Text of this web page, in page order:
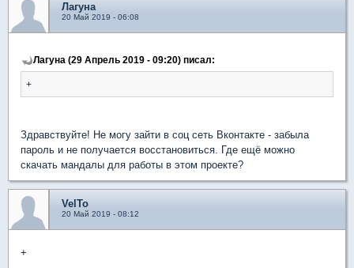
Лагуна
20 Май 2019 - 06:08
Лагуна (29 Апрель 2019 - 09:20) писал:
+
Здравствуйте! Не могу зайти в соц сеть Вконтакте - забыла
пароль и не получается восстановиться. Где ещё можно
скачать мандалы для работы в этом проекте?
VelTo
20 Май 2019 - 08:12
+